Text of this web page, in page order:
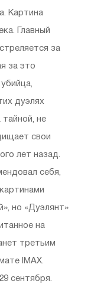
Картина
Главный
за
за это
дуэлях
не
свои
лет назад.
себя,
но «Дуэлянт»
на
третьим
IMAX.
сентября.